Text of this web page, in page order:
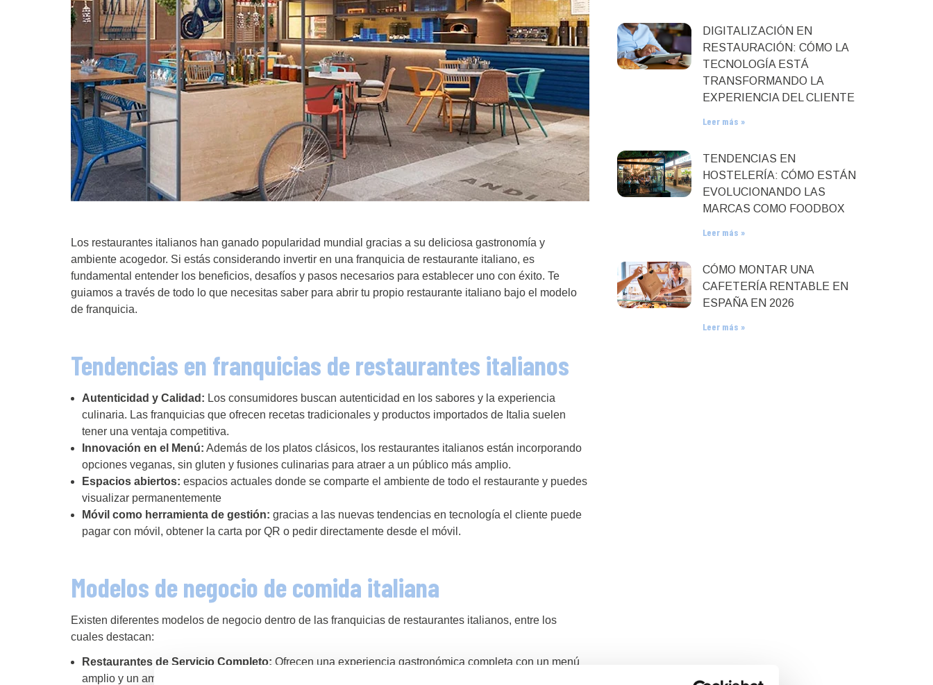
Los restaurantes italianos han ganado popularidad mundial gracias a su deliciosa gastronomía y
ambiente acogedor. Si estás considerando invertir en una franquicia de restaurante italiano, es
fundamental entender los beneficios, desafíos y pasos necesarios para establecer uno con éxito. Te
guiamos a través de todo lo que necesitas saber para abrir tu propio restaurante italiano bajo el modelo
de franquicia.
Tendencias en franquicias de restaurantes italianos
Autenticidad y Calidad: Los consumidores buscan autenticidad en los sabores y la experiencia
culinaria. Las franquicias que ofrecen recetas tradicionales y productos importados de Italia suelen
tener una ventaja competitiva.
Innovación en el Menú: Además de los platos clásicos, los restaurantes italianos están incorporando
opciones veganas, sin gluten y fusiones culinarias para atraer a un público más amplio.
Espacios abiertos: espacios actuales donde se comparte el ambiente de todo el restaurante y puedes
visualizar permanentemente
Móvil como herramienta de gestión: gracias a las nuevas tendencias en tecnología el cliente puede
pagar con móvil, obtener la carta por QR o pedir directamente desde el móvil.
Modelos de negocio de comida italiana
Existen diferentes modelos de negocio dentro de las franquicias de restaurantes italianos, entre los
cuales destacan:
Restaurantes de Servicio Completo: Ofrecen una experiencia gastronómica completa con un menú
amplio y un ambiente cuidadosamente diseñado.
DIGITALIZACIÓN EN
RESTAURACIÓN: CÓMO LA
TECNOLOGÍA ESTÁ
TRANSFORMANDO LA
EXPERIENCIA DEL CLIENTE
Leer más »
TENDENCIAS EN
HOSTELERÍA: CÓMO ESTÁN
EVOLUCIONANDO LAS
MARCAS COMO FOODBOX
Leer más »
CÓMO MONTAR UNA
CAFETERÍA RENTABLE EN
ESPAÑA EN 2026
Leer más »